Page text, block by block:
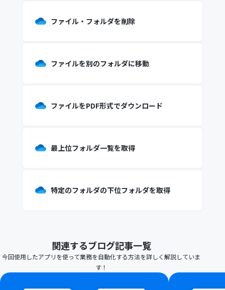
ファイル・フォルダを削除
ファイルを別のフォルダに移動
ファイルをPDF形式でダウンロード
最上位フォルダ一覧を取得
特定のフォルダの下位フォルダを取得
関連するブログ記事一覧
今回使用したアプリを使って業務を自動化する方法を詳しく解説していま
す！